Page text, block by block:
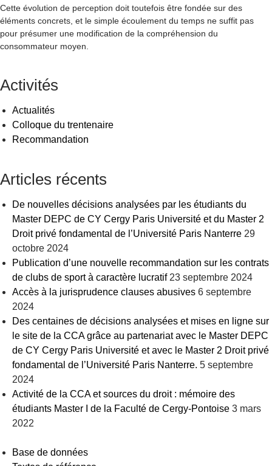
Cette évolution de perception doit toutefois être fondée sur des
éléments concrets, et le simple écoulement du temps ne suffit pas
pour présumer une modification de la compréhension du
consommateur moyen.
Activités
Actualités
Colloque du trentenaire
Recommandation
Articles récents
De nouvelles décisions analysées par les étudiants du
Master DEPC de CY Cergy Paris Université et du Master 2
Droit privé fondamental de l’Université Paris Nanterre 29
octobre 2024
Publication d’une nouvelle recommandation sur les contrats
de clubs de sport à caractère lucratif 23 septembre 2024
Accès à la jurisprudence clauses abusives 6 septembre
2024
Des centaines de décisions analysées et mises en ligne sur
le site de la CCA grâce au partenariat avec le Master DEPC
de CY Cergy Paris Université et avec le Master 2 Droit privé
fondamental de l’Université Paris Nanterre. 5 septembre
2024
Activité de la CCA et sources du droit : mémoire des
étudiants Master I de la Faculté de Cergy-Pontoise 3 mars
2022
Base de données